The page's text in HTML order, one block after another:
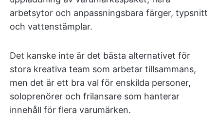
arbetsytor och anpassningsbara färger, typsnitt
och vattenstämplar.
Det kanske inte är det bästa alternativet för
stora kreativa team som arbetar tillsammans,
men det är ett bra val för enskilda personer,
soloprenörer och frilansare som hanterar
innehåll för flera varumärken.